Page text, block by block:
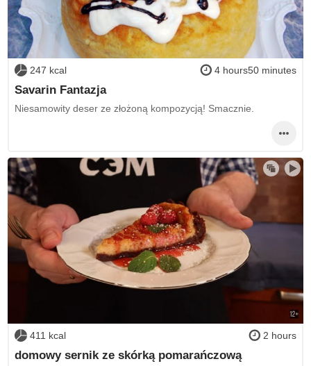
247 kcal 4 hours50 minutes
Savarin Fantazja
Niesamowity deser ze złożoną kompozycją! Smacznie.
411 kcal 2 hours
domowy sernik ze skórką pomarańczową